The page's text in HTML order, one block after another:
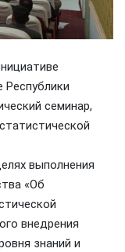
Республики
семинар,
выполнения
«Об
внедрения
знаний и